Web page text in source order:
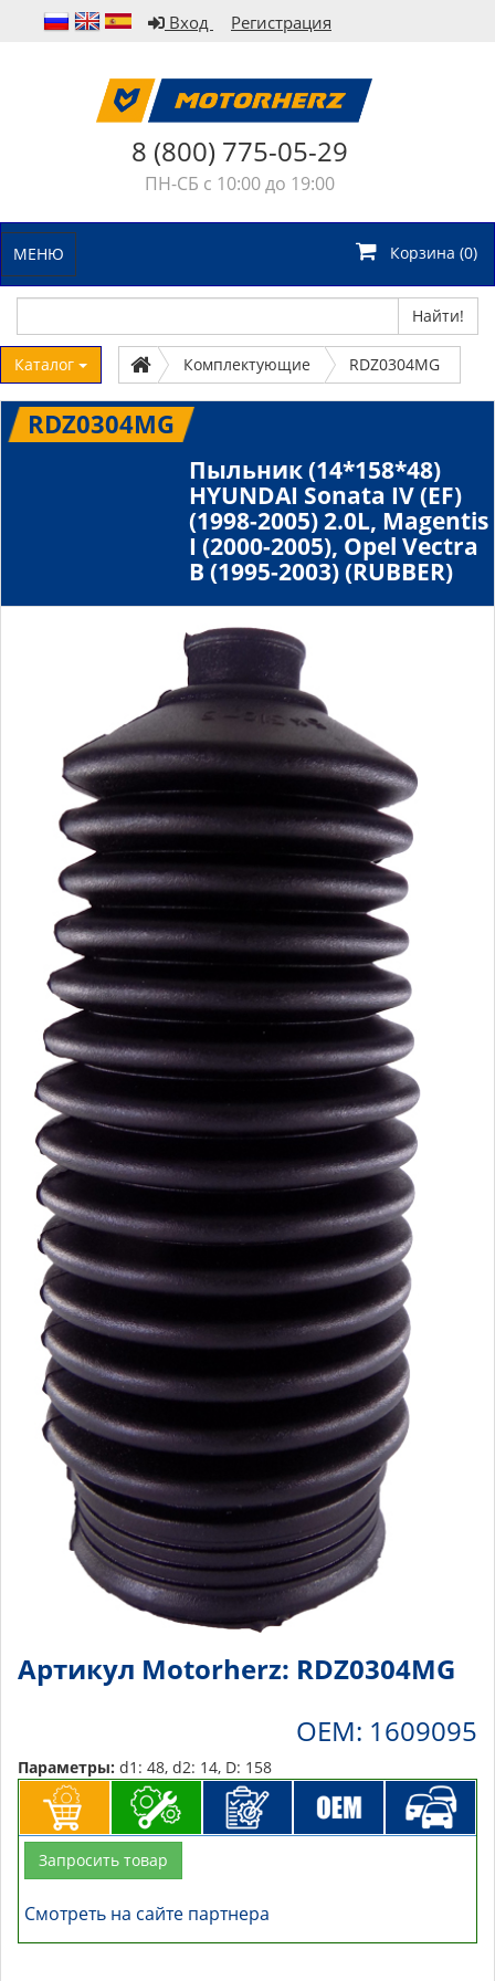
Вход Регистрация
8 (800) 775-05-29
ПН-СБ с 10:00 до 19:00
МЕНЮ Корзина (0)
Найти!
Каталог Комплектующие RDZ0304MG
RDZ0304MG
Пыльник (14*158*48)
HYUNDAI Sonata IV (EF)
(1998-2005) 2.0L, Magentis
I (2000-2005), Opel Vectra
B (1995-2003) (RUBBER)
Артикул Motorherz: RDZ0304MG
OEM: 1609095
Параметры: d1: 48, d2: 14, D: 158
Запросить товар
Смотреть на сайте партнера